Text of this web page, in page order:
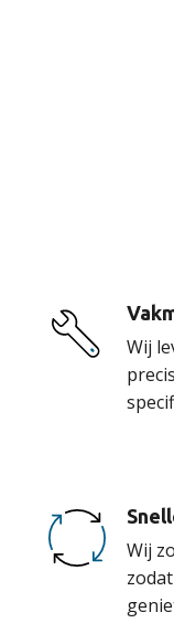
Wij
Wij